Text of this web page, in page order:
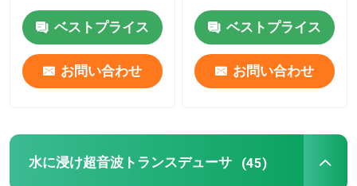
ベストプライス
お問い合わせ
ベストプライス
お問い合わせ
水に浸け超音波トランスデューサ (45)